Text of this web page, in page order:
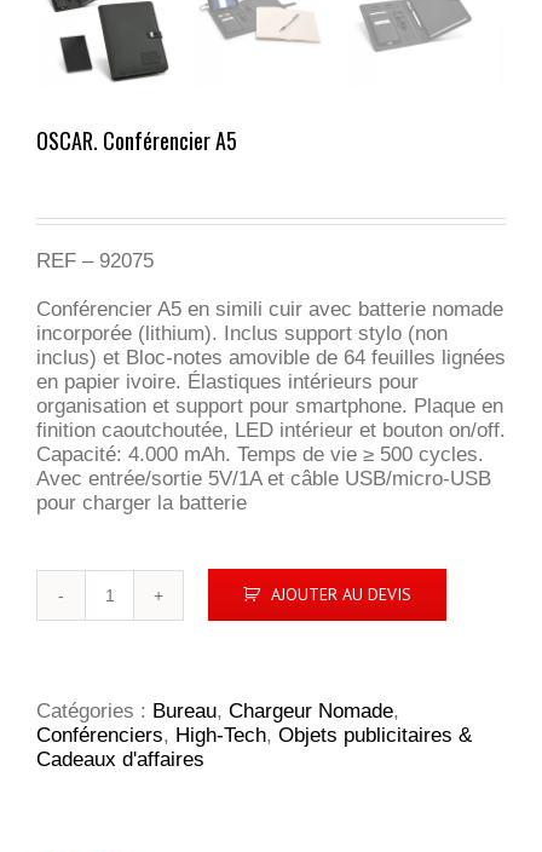
OSCAR. Conférencier A5
REF – 92075
Conférencier A5 en simili cuir avec batterie nomade
incorporée (lithium). Inclus support stylo (non
inclus) et Bloc-notes amovible de 64 feuilles lignées
en papier ivoire. Élastiques intérieurs pour
organisation et support pour smartphone. Plaque en
finition caoutchoutée, LED intérieur et bouton on/off.
Capacité: 4.000 mAh. Temps de vie ≥ 500 cycles.
Avec entrée/sortie 5V/1A et câble USB/micro-USB
pour charger la batterie
AJOUTER AU DEVIS
Catégories : Bureau, Chargeur Nomade,
Conférenciers, High-Tech, Objets publicitaires &
Cadeaux d'affaires